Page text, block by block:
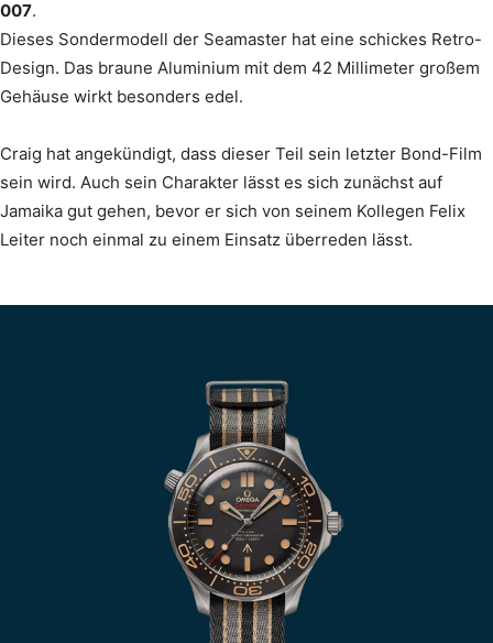
007.
Dieses Sondermodell der Seamaster hat eine schickes Retro-
Design. Das braune Aluminium mit dem 42 Millimeter großem
Gehäuse wirkt besonders edel.
Craig hat angekündigt, dass dieser Teil sein letzter Bond-Film
sein wird. Auch sein Charakter lässt es sich zunächst auf
Jamaika gut gehen, bevor er sich von seinem Kollegen Felix
Leiter noch einmal zu einem Einsatz überreden lässt.